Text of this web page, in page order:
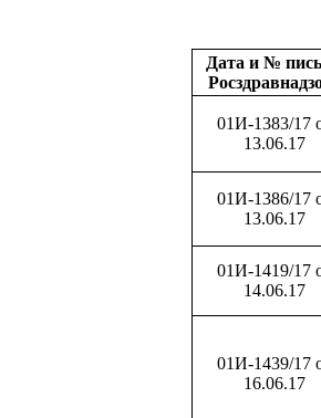
Дата и №
01И-1383/17
13.06.17
01И-1386/17
13.06.17
01И-1419/17
14.06.17
01И-1439/17
16.06.17